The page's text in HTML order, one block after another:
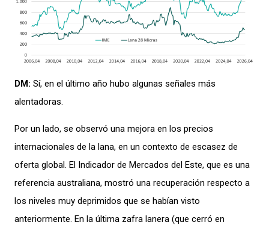
DM: Sí, en el último año hubo algunas señales más
alentadoras.
Por un lado, se observó una mejora en los precios
internacionales de la lana, en un contexto de escasez de
oferta global. El Indicador de Mercados del Este, que es una
referencia australiana, mostró una recuperación respecto a
los niveles muy deprimidos que se habían visto
anteriormente. En la última zafra lanera (que cerró en